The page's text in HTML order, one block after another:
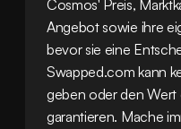
Cosmos' Preis,
Angebot sowie ihre
bevor sie eine
Swapped.com kann
geben oder den
garantieren. Mache